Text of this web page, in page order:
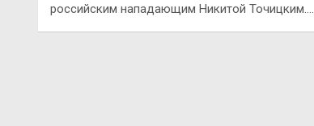
российским нападающим Никитой Точицким.…